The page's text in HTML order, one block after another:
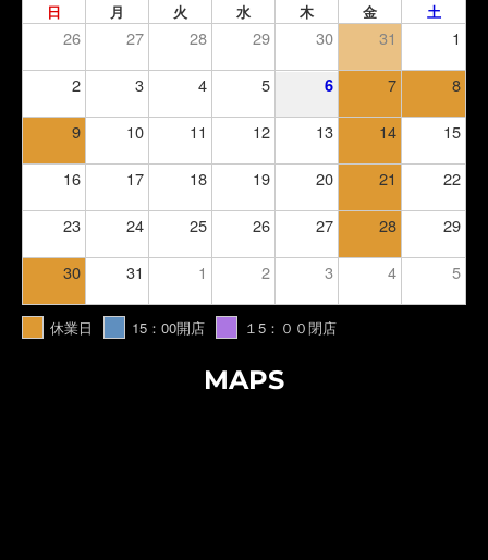
日 月 火 水 木 金 土
26 27 28 29 30 31 1
2 3 4 5 6 7 8
9 10 11 12 13 14 15
16 17 18 19 20 21 22
23 24 25 26 27 28 29
30 31 1 2 3 4 5
休業日 15：00開店 １5：００閉店
MAPS